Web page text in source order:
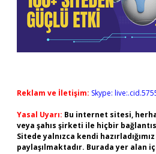
Reklam ve İletişim: Skype:
Yasal Uyarı: Bu internet sitesi,
veya şahıs şirketi ile hiçbir
Sitede yalnızca kendi
paylaşılmaktadır. Burada yer alan